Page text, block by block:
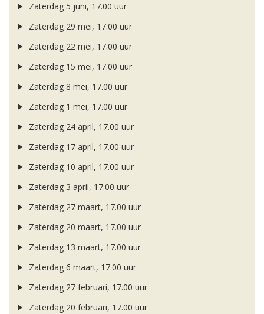
Zaterdag 5 juni, 17.00 uur
Zaterdag 29 mei, 17.00 uur
Zaterdag 22 mei, 17.00 uur
Zaterdag 15 mei, 17.00 uur
Zaterdag 8 mei, 17.00 uur
Zaterdag 1 mei, 17.00 uur
Zaterdag 24 april, 17.00 uur
Zaterdag 17 april, 17.00 uur
Zaterdag 10 april, 17.00 uur
Zaterdag 3 april, 17.00 uur
Zaterdag 27 maart, 17.00 uur
Zaterdag 20 maart, 17.00 uur
Zaterdag 13 maart, 17.00 uur
Zaterdag 6 maart, 17.00 uur
Zaterdag 27 februari, 17.00 uur
Zaterdag 20 februari, 17.00 uur